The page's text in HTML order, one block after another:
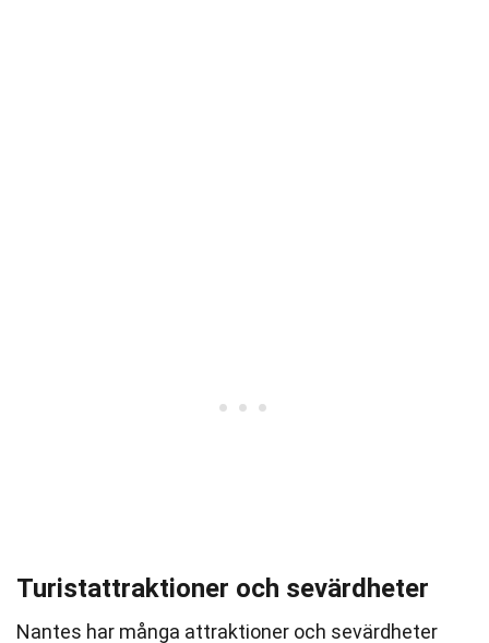
Turistattraktioner och sevärdheter
Nantes har många attraktioner och sevärdheter